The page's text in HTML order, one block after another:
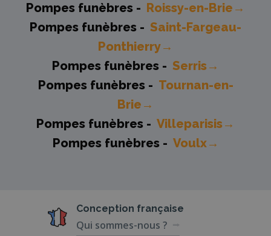
Pompes funèbres - Roissy-en-Brie→
Pompes funèbres - Saint-Fargeau-
Ponthierry→
Pompes funèbres - Serris→
Pompes funèbres - Tournan-en-
Brie→
Pompes funèbres - Villeparisis→
Pompes funèbres - Voulx→
Conception française
Qui sommes-nous ?